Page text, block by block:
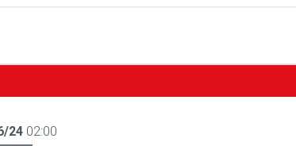
24 02:00